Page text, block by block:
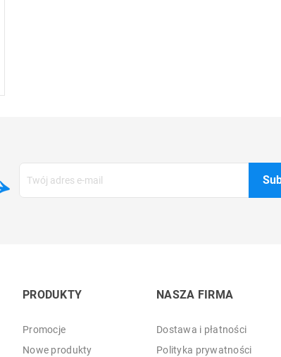
PRODUKTY
Promocje
Nowe produkty
NASZA FIRMA
Dostawa i płatności
Polityka prywatności